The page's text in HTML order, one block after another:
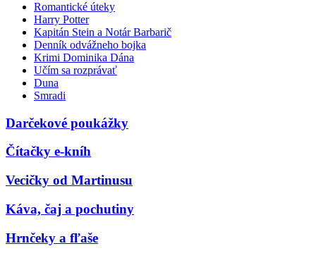
Romantické úteky
Harry Potter
Kapitán Stein a Notár Barbarič
Denník odvážneho bojka
Krimi Dominika Dána
Učím sa rozprávať
Duna
Smradi
Darčekové poukážky
Čítačky e-kníh
Vecičky od Martinusu
Káva, čaj a pochutiny
Hrnčeky a fľaše